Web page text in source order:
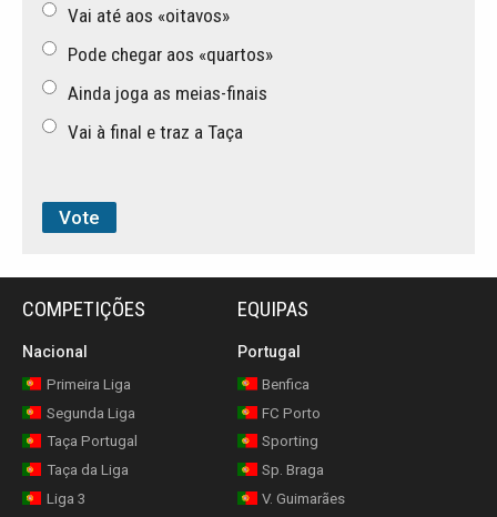
Vai até aos «oitavos»
Pode chegar aos «quartos»
Ainda joga as meias-finais
Vai à final e traz a Taça
COMPETIÇÕES
Nacional
Primeira Liga
Segunda Liga
Taça Portugal
Taça da Liga
Liga 3
EQUIPAS
Portugal
Benfica
FC Porto
Sporting
Sp. Braga
V. Guimarães